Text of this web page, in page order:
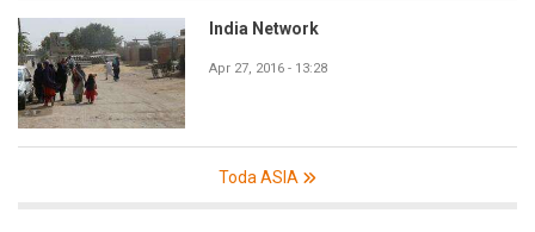
India Network
Apr 27, 2016 - 13:28
Toda ASIA